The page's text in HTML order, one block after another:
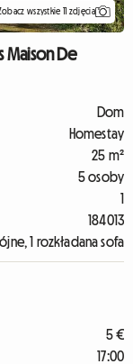
wszystkie 11 zdjęcia
Maison De
Dom
Homestay
25 m²
5 osoby
1
184013
1 rozkładana sofa
5 €
17:00